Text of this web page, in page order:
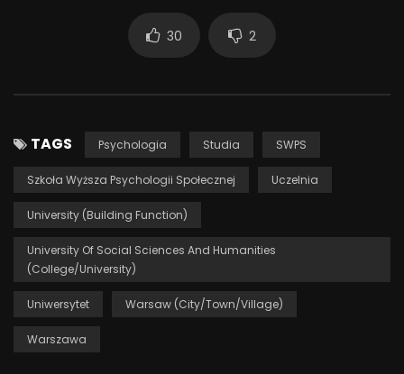
30 2
TAGS Psychologia Studia SWPS
Szkoła Wyższa Psychologii Społecznej Uczelnia
University (Building Function)
University Of Social Sciences And Humanities
(College/University)
Uniwersytet Warsaw (City/Town/Village)
Warszawa